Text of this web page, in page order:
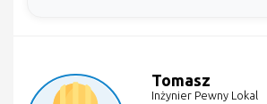
Tomasz
Inżynier Pewny Lokal